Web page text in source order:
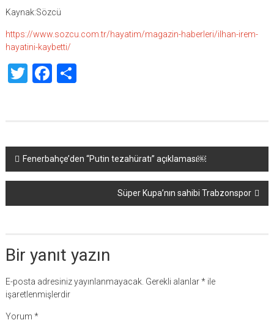
Kaynak:Sözcü
https://www.sozcu.com.tr/hayatim/magazin-haberleri/ilhan-irem-
hayatini-kaybetti/
TwitterFacebook
Share
Yazı
dolaşımı
Fenerbahçe’den “Putin tezahüratı” açıklaması￼
Süper Kupa’nın sahibi Trabzonspor
Bir yanıt yazın
E-posta adresiniz yayınlanmayacak. Gerekli alanlar*ile
işaretlenmişlerdir
Yorum *